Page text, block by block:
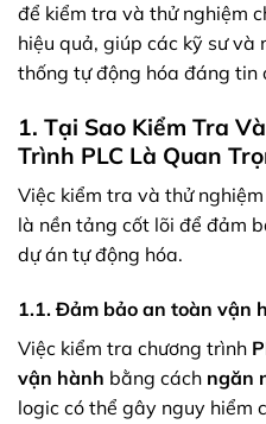
để kiểm tra và thử nghiệm
hiệu quả, giúp các kỹ sư và
thống tự động hóa đáng tin
1. Tại Sao Kiểm Tra
Trình PLC Là Quan
Việc kiểm tra và thử
là nền tảng cốt lõi để đảm
dự án tự động hóa.
1.1. Đảm bảo an toàn vận
Việc kiểm tra chương trình
vận hành bằng cách ngăn
logic có thể gây nguy hiểm